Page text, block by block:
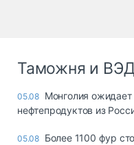
Таможня и
05.08 Монголия ожидает
нефтепродуктов из
05.08 Более 1100 фур